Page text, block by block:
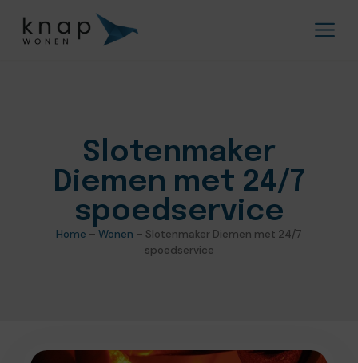
Slotenmaker
Diemen met 24/7
spoedservice
Home – Wonen – Slotenmaker Diemen met 24/7
spoedservice